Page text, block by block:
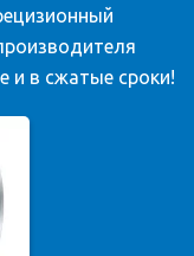
и в сжатые сроки!